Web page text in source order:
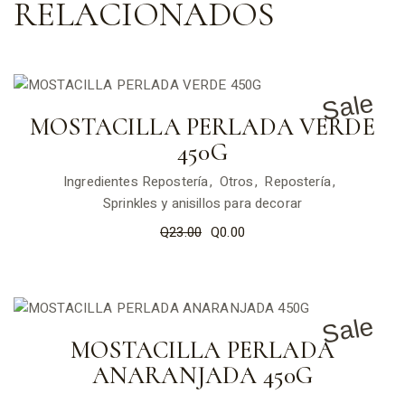
RELACIONADOS
Sale
MOSTACILLA PERLADA VERDE
450G
Ingredientes Repostería Otros
Repostería
Sprinkles y anisillos para decorar
Q23.00 Q0.00
Sale
MOSTACILLA PERLADA
ANARANJADA 450G